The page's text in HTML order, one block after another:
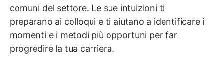
comuni del settore. Le sue intuizioni ti
preparano ai colloqui e ti aiutano a identificare i
momenti e i metodi più opportuni per far
progredire la tua carriera.